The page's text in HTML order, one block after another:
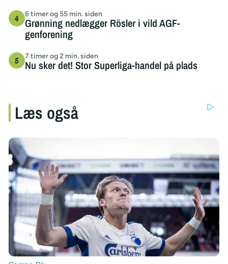
6 timer og 55 min. siden
Grønning nedlægger Rösler i vild AGF-
genforening
7 timer og 2 min. siden
Nu sker det! Stor Superliga-handel på plads